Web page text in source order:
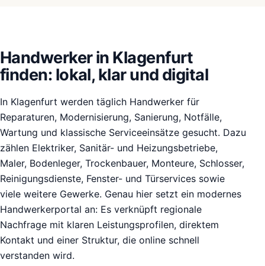
Handwerker in Klagenfurt
finden: lokal, klar und digital
In Klagenfurt werden täglich Handwerker für
Reparaturen, Modernisierung, Sanierung, Notfälle,
Wartung und klassische Serviceeinsätze gesucht. Dazu
zählen Elektriker, Sanitär- und Heizungsbetriebe,
Maler, Bodenleger, Trockenbauer, Monteure, Schlosser,
Reinigungsdienste, Fenster- und Türservices sowie
viele weitere Gewerke. Genau hier setzt ein modernes
Handwerkerportal an: Es verknüpft regionale
Nachfrage mit klaren Leistungsprofilen, direktem
Kontakt und einer Struktur, die online schnell
verstanden wird.